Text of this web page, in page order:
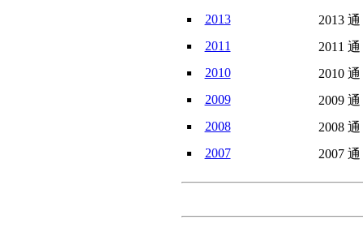
2013
2013
2011
2011
2010
2010
2009
2009
2008
2008
2007
2007